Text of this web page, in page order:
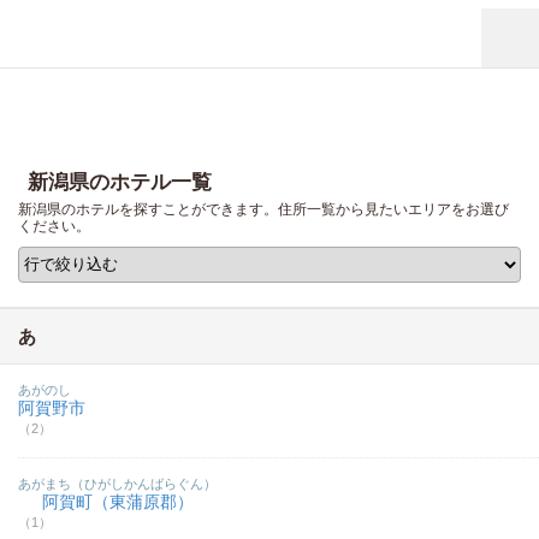
新潟県のホテル一覧
新潟県のホテルを探すことができます。住所一覧から見たいエリアをお選び
ください。
あ
阿賀野市
（2）
あがのし
阿賀町（東蒲原郡）
（1）
あがまち（ひがしかんばらぐん）